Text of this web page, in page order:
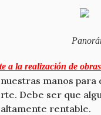
a la realización de
manos
Debe ser que
rentable.